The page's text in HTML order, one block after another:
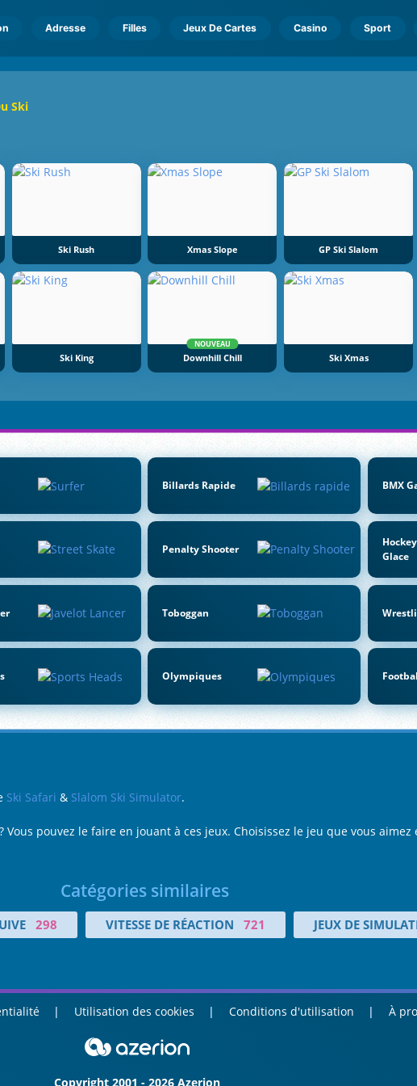
Adresse Filles Jeux De Cartes Casino Sport
Ski
Ski Rush Xmas Slope GP Ski Slalom
Ski King
NOUVEAU
Downhill Chill Ski Xmas
Billards Rapide BMX
Penalty Shooter
Glace
Toboggan
Olympiques
Ski Safari & Slalom Ski Simulator.
pouvez le faire en jouant à ces jeux. Choisissez le jeu que vous aimez
Catégories similaires
298 VITESSE DE RÉACTION 721 JEUX DE
Utilisation des cookies Conditions d'utilisation À
Copyright 2001 - 2026 Azerion